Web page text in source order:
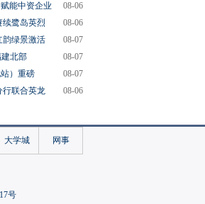
能中资企业
08-06
续鹭岛英烈
08-06
韵绿景激活
08-07
建北部
08-07
）重磅
08-07
行联合英龙
08-06
大学城 网事
号